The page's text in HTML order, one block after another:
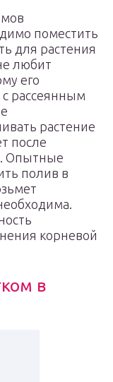
поместить
для растения
любит
его
рассеянным
растение
после
Опытные
полив в
корневой
в